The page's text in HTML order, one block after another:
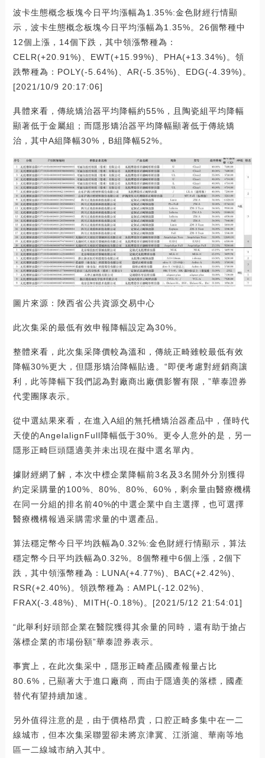
波卡生態概念板塊今日平均漲幅為1.35%:金色財經行情顯
示，波卡生態概念板塊今日平均漲幅為1.35%。26個幣種中
12個上漲，14個下跌，其中領漲幣種為：
CELR(+20.91%)、EWT(+15.99%)、PHA(+13.34%)。領
跌幣種為：POLY(-5.64%)、AR(-5.35%)、EDG(-4.39%)。
[2021/10/9 20:17:06]
具體來看，傳統矯治器平均降幅約55%，且陶瓷組平均降幅
顯著低于金屬組；而隱形矯治器平均降幅顯著低于傳統矯
治，其中A組降幅30%，B組降幅52%。
圖片來源：陜西省公共資源交易中心
此次集采的最低有效申報降幅設定為30%。
整體來看，此次集采降價較為溫和，傳統正畸雖較最低有效
降幅30%更大，但隱形矯治降幅貼邊。“即便考慮對經銷商讓
利，此等降幅下我們認為對廠商出廠價影響有限，”華泰證券
代雯團隊表示。
從中選結果來看，在進入A組的無托槽矯治器產品中，僅時代
天使的AngelalignFull降幅低于30%。更令人意外的是，另一
隱形正畸巨頭隱適美并未出現在擬中選名單內。
據財經網了解，本次中標企業降幅前3名及3名開外分別獲得
約定采購量的100%、80%、80%、60%，剩余量由醫療機構
在同一分組的排名前40%的中選企業中自主選擇，也可選擇
醫療機構報過采購需求量的中選產品。
算法穩定幣今日平均跌幅為0.32%:金色財經行情顯示，算法
穩定幣今日平均跌幅為0.32%。8個幣種中6個上漲，2個下
跌，其中領漲幣種為：LUNA(+4.77%)、BAC(+2.42%)、
RSR(+2.40%)。領跌幣種為：AMPL(-12.02%)、
FRAX(-3.48%)、MITH(-0.18%)。[2021/5/12 21:54:01]
“此舉利好頭部企業在醫院獲得其余量的同時，還有助于搶占
落標企業的市場份額”華泰證券表示。
事實上，在此次集采中，隱形正畸產品國產報量占比
80.6%，已顯著大于進口廠商，而由于隱適美的落標，國產
替代有望持續加速。
另外值得注意的是，由于價格昂貴，口腔正畸多集中在一二
線城市，但本次集采聯盟卻未將京津冀、江浙滬、華南等地
區一二線城市納入其中。